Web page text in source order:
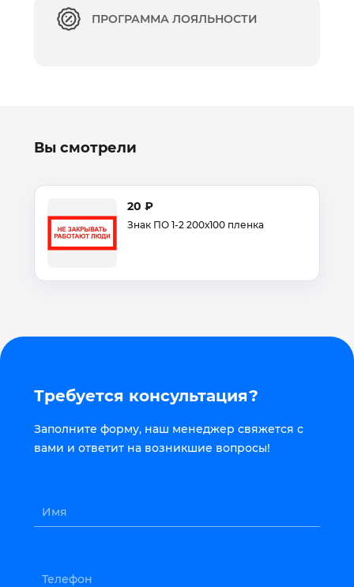
ПРОГРАММА ЛОЯЛЬНОСТИ
Вы смотрели
20 ₽
Знак ПО 1-2 200х100 пленка
Требуется консультация?
Заполните форму, наш менеджер свяжется с
вами и ответит на возникшие вопросы!
Имя
Телефон